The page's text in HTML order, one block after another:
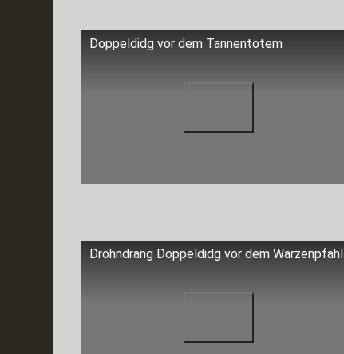
Doppeldidg vor dem Tannentotem
Dröhndrang Doppeldidg vor dem Warzenpfahl